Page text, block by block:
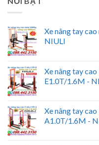
Xe nâng tay
NIULI
Xe nâng tay
E1.0T/1.6M -
Xe nâng tay
A1.0T/1.6M -